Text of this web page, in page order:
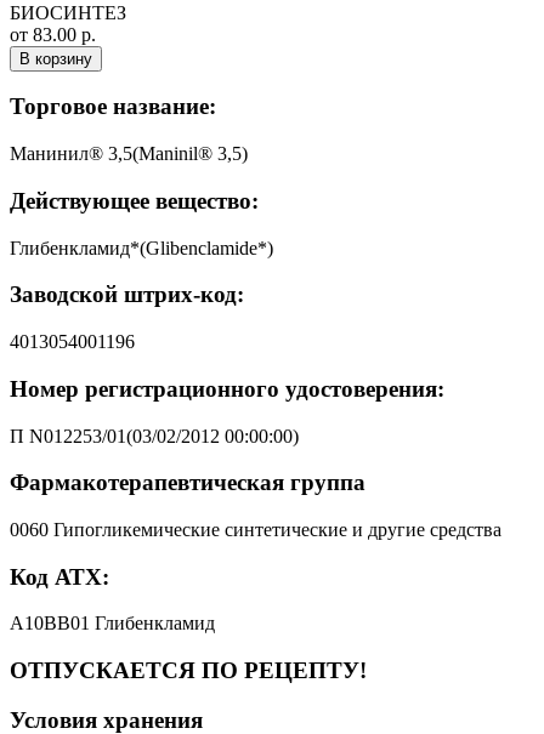
БИОСИНТЕЗ
от 83.00 р.
В корзину
Торговое название:
Манинил® 3,5(Maninil® 3,5)
Действующее вещество:
Глибенкламид*(Glibenclamide*)
Заводской штрих-код:
4013054001196
Номер регистрационного удостоверения:
П N012253/01(03/02/2012 00:00:00)
Фармакотерапевтическая группа
0060 Гипогликемические синтетические и другие средства
Код АТХ:
A10BB01 Глибенкламид
ОТПУСКАЕТСЯ ПО РЕЦЕПТУ!
Условия хранения